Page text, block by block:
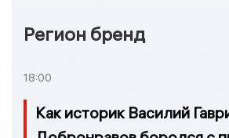
Регион бренд
18:00
Как историк Василий